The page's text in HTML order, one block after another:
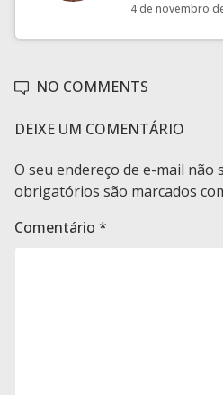
4 de novembro
NO COMMENTS
DEIXE UM COMENTÁRIO
O seu endereço de e-mail não
obrigatórios são marcados
Comentário *